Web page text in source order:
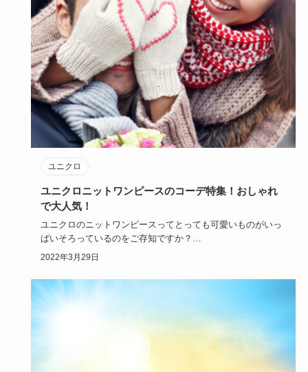
ユニクロ
ユニクロニットワンピースのコーデ特集！おしゃれ
で大人気！
ユニクロのニットワンピースってとっても可愛いものがいっ
ぱいそろっているのをご存知ですか？
ユニクロのワンピースは結婚式に…
2022年3月29日